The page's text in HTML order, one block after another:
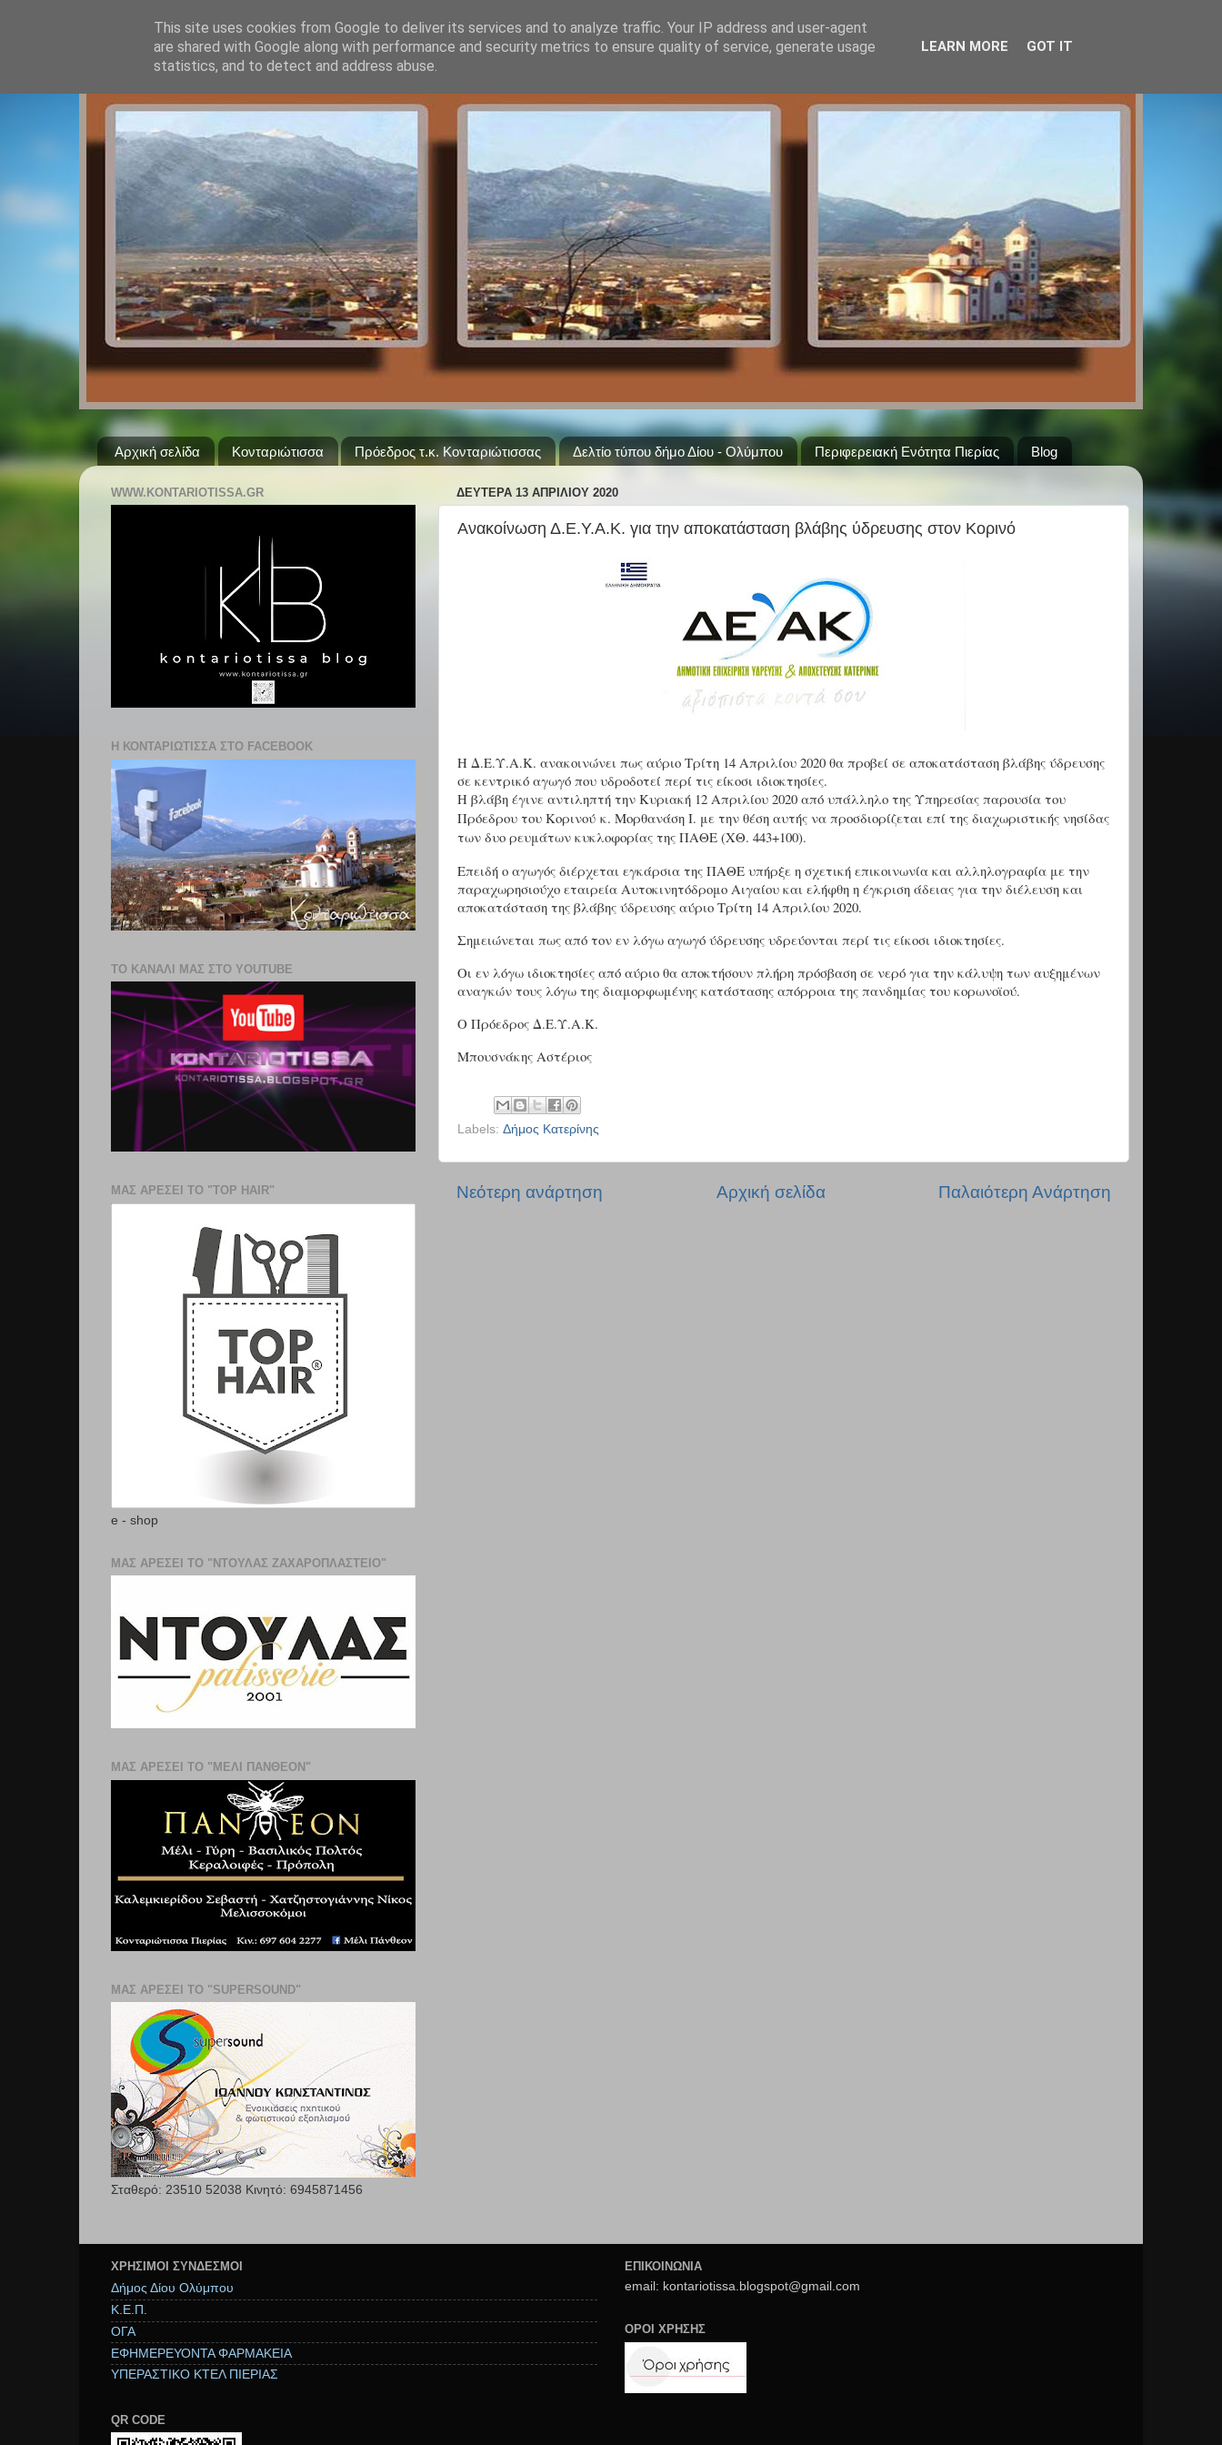
Αρχική σελίδα Κονταριώτισσα Πρόεδρος τ.κ. Κονταριώτισσας Δελτίο τύπου δήμο Δίου - Ολύμπου Περιφερειακή Ενότητα Πιερίας Blog
ΔΕΥΤΈΡΑ 13 ΑΠΡΙΛΊΟΥ 2020
Ανακοίνωση Δ.Ε.Υ.Α.Κ. για την αποκατάσταση βλάβης ύδρευσης στον Κορινό
Η Δ.Ε.Υ.Α.Κ. ανακοινώνει πως αύριο Τρίτη 14 Απριλίου 2020 θα προβεί σε αποκατάσταση βλάβης ύδρευσης
σε κεντρικό αγωγό που υδροδοτεί περί τις είκοσι ιδιοκτησίες.
Η βλάβη έγινε αντιληπτή την Κυριακή 12 Απριλίου 2020 από υπάλληλο της Υπηρεσίας παρουσία του
Πρόεδρου του Κορινού κ. Μορθανάση Ι. με την θέση αυτής να προσδιορίζεται επί της διαχωριστικής νησίδας
των δυο ρευμάτων κυκλοφορίας της ΠΑΘΕ (ΧΘ. 443+100).
Επειδή ο αγωγός διέρχεται εγκάρσια της ΠΑΘΕ υπήρξε η σχετική επικοινωνία και αλληλογραφία με την
παραχωρησιούχο εταιρεία Αυτοκινητόδρομο Αιγαίου και ελήφθη η έγκριση άδειας για την διέλευση και
αποκατάσταση της βλάβης ύδρευσης αύριο Τρίτη 14 Απριλίου 2020.
Σημειώνεται πως από τον εν λόγω αγωγό ύδρευσης υδρεύονται περί τις είκοσι ιδιοκτησίες.
Οι εν λόγω ιδιοκτησίες από αύριο θα αποκτήσουν πλήρη πρόσβαση σε νερό για την κάλυψη των αυξημένων
αναγκών τους λόγω της διαμορφωμένης κατάστασης απόρροια της πανδημίας του κορωνοϊού.
Ο Πρόεδρος Δ.Ε.Υ.Α.Κ.
Μπουσνάκης Αστέριος
Labels: Δήμος Κατερίνης
Νεότερη ανάρτηση Παλαιότερη Ανάρτηση
Αρχική σελίδα
WWW.KONTARIOTISSA.GR
Η ΚΟΝΤΑΡΙΩΤΙΣΣΑ ΣΤΟ FACEBOOK
ΤΟ ΚΑΝΑΛΙ ΜΑΣ ΣΤΟ YOUTUBE
ΜΑΣ ΑΡΕΣΕΙ ΤΟ "TOP HAIR"
e - shop
ΜΑΣ ΑΡΕΣΕΙ ΤΟ "ΝΤΟΥΛΑΣ ΖΑΧΑΡΟΠΛΑΣΤΕΊΟ"
ΜΑΣ ΑΡΕΣΕΙ ΤΟ "ΜΕΛΙ ΠΑΝΘΕΟΝ"
ΜΑΣ ΑΡΕΣΕΙ ΤΟ "SUPERSOUND"
Σταθερό: 23510 52038 Κινητό: 6945871456
ΧΡΉΣΙΜΟΙ ΣΥΝΔΕΣΜΟΙ
Δήμος Δίου Ολύμπου
Κ.Ε.Π.
ΟΓΑ
ΕΦΗΜΕΡΕΥΟΝΤΑ ΦΑΡΜΑΚΕΙΑ
ΥΠΕΡΑΣΤΙΚΟ ΚΤΕΛ ΠΙΕΡΙΑΣ
QR CODE
ΕΠΙΚΟΙΝΩΝΙΑ
email: kontariotissa.blogspot@gmail.com
ΟΡΟΙ ΧΡΗΣΗΣ
This site uses cookies from Google to deliver its services and to analyze traffic. Your IP address and user-agent
are shared with Google along with performance and security metrics to ensure quality of service, generate usage
statistics, and to detect and address abuse.
LEARN MORE GOT IT